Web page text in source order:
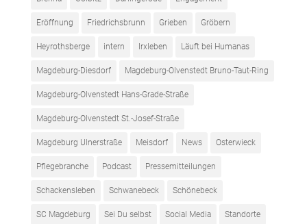
Eröffnung Friedrichsbrunn Grieben Gröbern
Heyrothsberge intern Irxleben Läuft bei Humanas
Magdeburg-Diesdorf Magdeburg-Olvenstedt Bruno-Taut-Ring
Magdeburg-Olvenstedt Hans-Grade-Straße
Magdeburg-Olvenstedt St.-Josef-Straße
Magdeburg Ulnerstraße Meisdorf News Osterwieck
Pflegebranche Podcast Pressemitteilungen
Schackensleben Schwanebeck Schönebeck
SC Magdeburg Sei Du selbst Social Media Standorte